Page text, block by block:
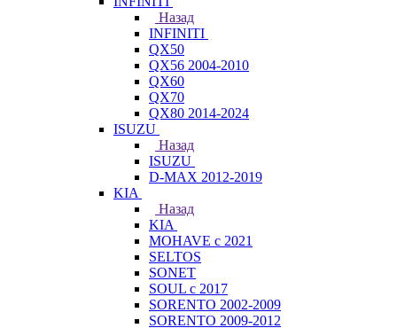
Назад
INFINITI
QX50
QX56 2004-2010
QX60
QX70
QX80 2014-2024
ISUZU
Назад
ISUZU
D-MAX 2012-2019
KIA
Назад
KIA
MOHAVE с 2021
SELTOS
SONET
SOUL с 2017
SORENTO 2002-2009
SORENTO 2009-2012